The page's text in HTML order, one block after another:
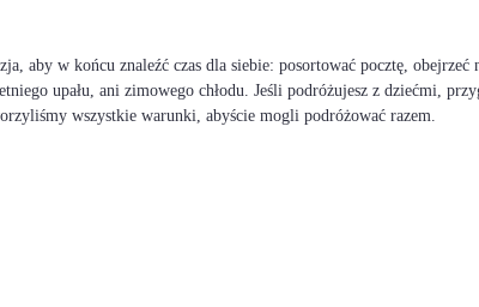
aby w końcu znaleźć czas dla siebie: posortować pocztę, obejrzeć
upału, ani zimowego chłodu. Jeśli podróżujesz z dziećmi,
wszystkie warunki, abyście mogli podróżować razem.